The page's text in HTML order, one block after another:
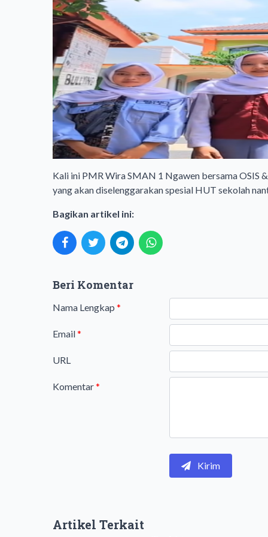
​Kali ini PMR Wira SMAN 1 Ngawen bersama OSIS
yang akan diselenggarakan spesial HUT sekolah
Bagikan artikel ini:
Beri Komentar
Nama Lengkap *
Email*
URL
Komentar*
Kirim
Artikel Terkait